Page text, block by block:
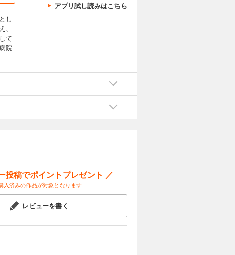
し
て
院
アプリ試し読みはこちら
投稿でポイントプレゼント ／
入済みの作品が対象となります
レビューを書く